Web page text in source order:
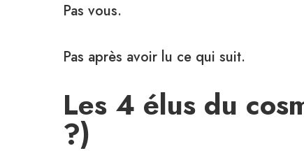
Pas vous.
Pas après avoir lu ce qui suit.
Les 4 élus du
?)